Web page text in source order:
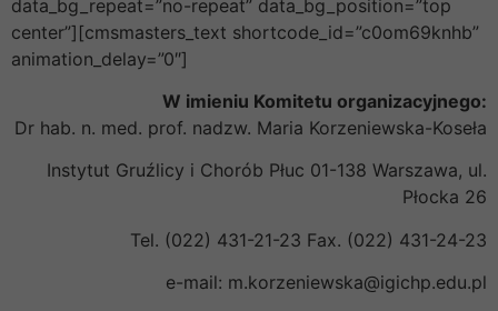
data_bg_repeat=”no-repeat” data_bg_position=”top
center”][cmsmasters_text shortcode_id=”c0om69knhb”
animation_delay=”0″]
W imieniu Komitetu organizacyjnego:
Dr hab. n. med. prof. nadzw. Maria Korzeniewska-Koseła
Instytut Gruźlicy i Chorób Płuc 01-138 Warszawa, ul.
Płocka 26
Tel. (022) 431-21-23 Fax. (022) 431-24-23
e-mail: m.korzeniewska@igichp.edu.pl